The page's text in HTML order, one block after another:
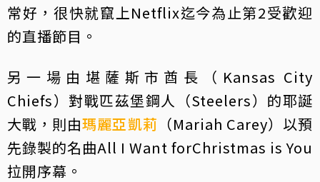
常好，很快就竄上Netflix迄今為止第2受歡迎
的直播節目。
另一場由堪薩斯市酋長（Kansas City
Chiefs）對戰匹茲堡鋼人（Steelers）的耶誕
大戰，則由瑪麗亞凱莉 （Mariah Carey）以預
先錄製的名曲All I Want forChristmas is You
拉開序幕。